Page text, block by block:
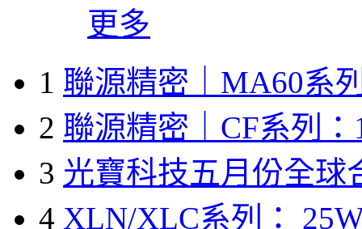
更多
1 聯源精密｜MA60系
2 聯源精密｜CF系列：
3 光寶科技五月份全球
4 XLN/XLC系列：